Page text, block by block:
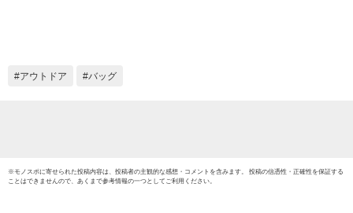
アウトドア バッグ
※モノスポに寄せられた投稿内容は、投稿者の主観的な感想・コメントを含みます。 投稿の信憑性・正確性を保証する
ことはできませんので、あくまで参考情報の一つとしてご利用ください。